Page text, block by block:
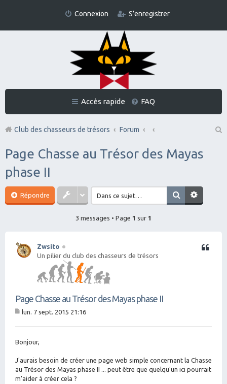
Connexion S’enregistrer
Accès rapide FAQ
Club des chasseurs de trésors
Forum
Page Chasse au Trésor des Mayas
phase II
Répondre
3 messages • Page 1 sur 1
Zwsito
Un pilier du club des chasseurs de trésors
Page Chasse au Trésor des Mayas phase II
Citation
g
lun. 7 sept. 2015 21:16
Bonjour,
J'aurais besoin de créer une page web simple concernant la Chasse
au Trésor des Mayas phase II ... peut être que quelqu'un ici pourrait
m'aider à créer cela ?